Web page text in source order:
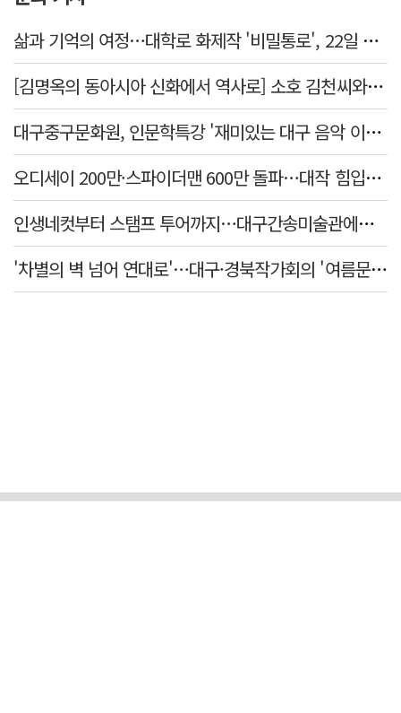
삶과 기억의 여정…대학로 화제작 '비밀통로', 22일 대구 첫 공연
[김명옥의 동아시아 신화에서 역사로] 소호 김천씨와 투후 김일제는 신라 왕실의 조상
대구중구문화원, 인문학특강 '재미있는 대구 음악 이야기' 개최
오디세이 200만·스파이더맨 600만 돌파…대작 힘입어 여름 극장·서점가 '웃음'
인생네컷부터 스탬프 투어까지…대구간송미술관에서 여름방학 즐겨볼까
'차별의 벽 넘어 연대로'…대구·경북작가회의 '여름문학제' 개최